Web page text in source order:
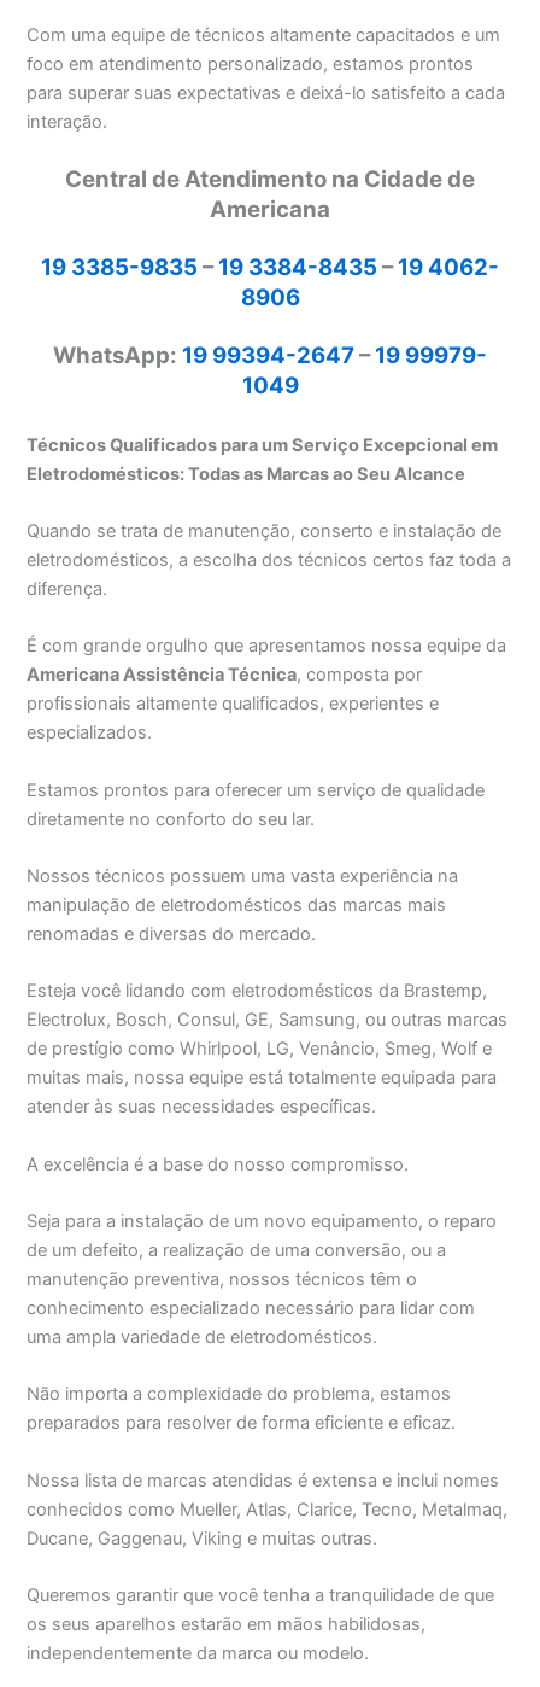
Com uma equipe de técnicos altamente capacitados e um
foco em atendimento personalizado, estamos prontos
para superar suas expectativas e deixá-lo satisfeito a cada
interação.
Central de Atendimento na Cidade de
Americana
19 3385-9835 –19 3384-8435 –19 4062-
8906
WhatsApp: 19 99394-2647–19 99979-
1049
Técnicos Qualificados para um Serviço Excepcional em
Eletrodomésticos: Todas as Marcas ao Seu Alcance
Quando se trata de manutenção, conserto e instalação de
eletrodomésticos, a escolha dos técnicos certos faz toda a
diferença.
É com grande orgulho que apresentamos nossa equipe da
Americana Assistência Técnica, composta por
profissionais altamente qualificados, experientes e
especializados.
Estamos prontos para oferecer um serviço de qualidade
diretamente no conforto do seu lar.
Nossos técnicos possuem uma vasta experiência na
manipulação de eletrodomésticos das marcas mais
renomadas e diversas do mercado.
Esteja você lidando com eletrodomésticos da Brastemp,
Electrolux, Bosch, Consul, GE, Samsung, ou outras marcas
de prestígio como Whirlpool, LG, Venâncio, Smeg, Wolf e
muitas mais, nossa equipe está totalmente equipada para
atender às suas necessidades específicas.
A excelência é a base do nosso compromisso.
Seja para a instalação de um novo equipamento, o reparo
de um defeito, a realização de uma conversão, ou a
manutenção preventiva, nossos técnicos têm o
conhecimento especializado necessário para lidar com
uma ampla variedade de eletrodomésticos.
Não importa a complexidade do problema, estamos
preparados para resolver de forma eficiente e eficaz.
Nossa lista de marcas atendidas é extensa e inclui nomes
conhecidos como Mueller, Atlas, Clarice, Tecno, Metalmaq,
Ducane, Gaggenau, Viking e muitas outras.
Queremos garantir que você tenha a tranquilidade de que
os seus aparelhos estarão em mãos habilidosas,
independentemente da marca ou modelo.